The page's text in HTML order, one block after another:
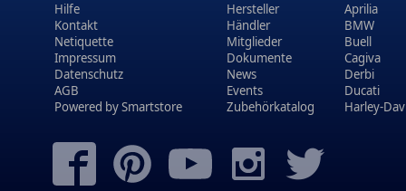
Hilfe
Kontakt
Netiquette
Impressum
Datenschutz
AGB
Powered bySmartstore
Hersteller
Händler
Mitglieder
Dokumente
News
Events
Zubehörkatalog
Aprilia
BMW
Buell
Cagiva
Derbi
Ducati
Harley-